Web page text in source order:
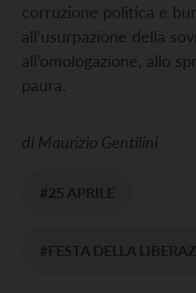
corruzione politica e
all’usurpazione della
all’omologazione, allo
paura.
di Maurizio Gentilini
#25 APRILE
#FESTA DELLA